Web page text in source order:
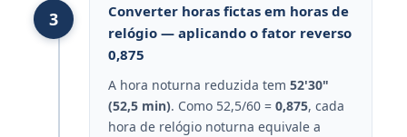
3
Converter horas fictas em horas de
relógio — aplicando o fator reverso
0,875
A hora noturna reduzida tem 52'30"
(52,5 min). Como 52,5/60 = 0,875, cada
hora de relógio noturna equivale a